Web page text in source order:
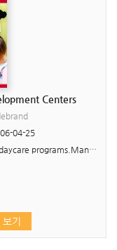
Centers
04-25
For courses in administration of preschool and daycare programs.Management of Child Development Centers is the core text that students of child development center administration need to help them le..
기